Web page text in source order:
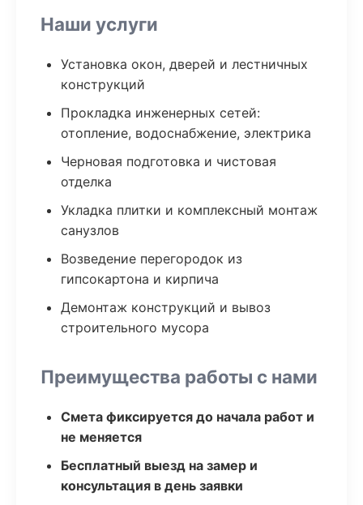
Наши услуги
Установка окон, дверей и лестничных
конструкций
Прокладка инженерных сетей:
отопление, водоснабжение, электрика
Черновая подготовка и чистовая
отделка
Укладка плитки и комплексный монтаж
санузлов
Возведение перегородок из
гипсокартона и кирпича
Демонтаж конструкций и вывоз
строительного мусора
Преимущества работы с нами
Смета фиксируется до начала работ и
не меняется
Бесплатный выезд на замер и
консультация в день заявки